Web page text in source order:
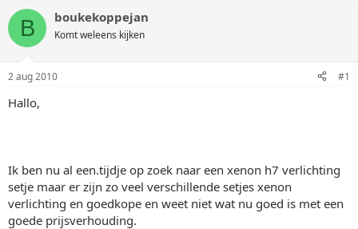
p
i
c
s
a
t
r
t
a
B boukekoppejan
Komt weleens kijken
2 aug 2010 #1
Hallo,
Ik ben nu al een.tijdje op zoek naar een xenon h7 verlichting
setje maar er zijn zo veel verschillende setjes xenon
verlichting en goedkope en weet niet wat nu goed is met een
goede prijsverhouding.